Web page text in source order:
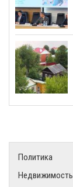
Политика
Недвижимость